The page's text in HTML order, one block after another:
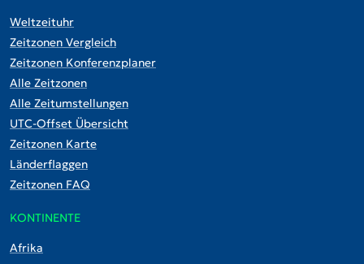
Weltzeituhr
Zeitzonen Vergleich
Zeitzonen Konferenzplaner
Alle Zeitzonen
Alle Zeitumstellungen
UTC-Offset Übersicht
Zeitzonen Karte
Länderflaggen
Zeitzonen FAQ
KONTINENTE
Afrika